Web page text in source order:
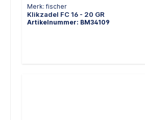
Merk: fischer
Klikzadel FC 16 - 20 GR
Artikelnummer: BM34109